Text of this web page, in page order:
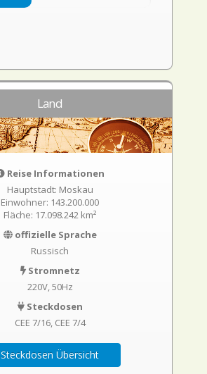
Land
Reise Informationen
Hauptstadt: Moskau
Einwohner: 143.200.000
Fläche: 17.098.242 km²
offizielle Sprache
Russisch
Stromnetz
220V, 50Hz
Steckdosen
CEE 7/16 CEE 7/4
Steckdosen Übersicht